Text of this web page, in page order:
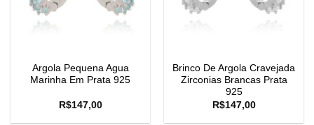
Argola Pequena Agua
Marinha Em Prata 925
R$147,00
Brinco De Argola Cravejada
Zirconias Brancas Prata
925
R$147,00